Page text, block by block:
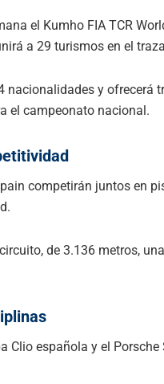
el Kumho FIA TCR
a 29 turismos en el
y ofrecerá
el campeonato nacional.
competirán juntos en
de 3.136 metros,
Clio española y el